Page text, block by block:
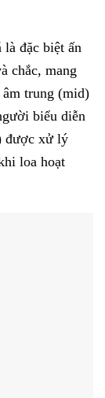
là đặc biệt ấn
chắc, mang
âm trung (mid)
biểu diễn
được xử lý
loa hoạt